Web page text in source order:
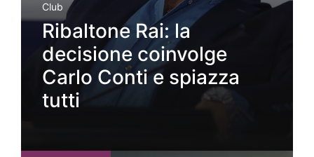
Club
Ribaltone Rai: la
decisione coinvolge
Carlo Conti e spiazza
tutti